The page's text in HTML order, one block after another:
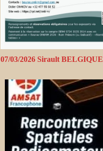
07/03/2026 Sirault BELGIQUE